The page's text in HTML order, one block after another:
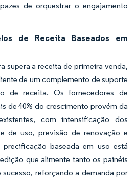
de orquestrar o engajamento
de Receita Baseados em
supera a receita de primeira venda,
de um complemento de suporte
de receita. Os fornecedores de
de 40% do crescimento provém da
com intensificação dos
de uso, previsão de renovação e
baseada em uso está
que alimente tanto os painéis
reforçando a demanda por